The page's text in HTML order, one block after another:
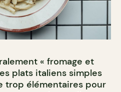
« fromage et
plats italiens simples
trop élémentaires pour